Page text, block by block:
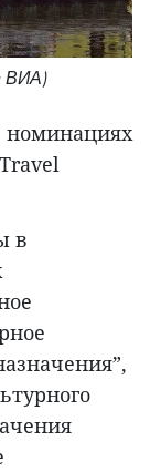
ВИА)
номинациях
в